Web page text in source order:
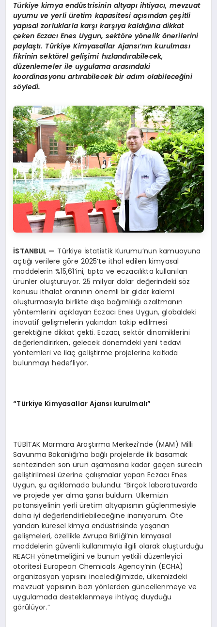
Türkiye kimya endüstrisinin altyapı ihtiyacı, mevzuat
uyumu ve yerli üretim kapasitesi açısından çeşitli
yapısal zorluklarla karşı karşıya kaldığına dikkat
çeken Eczacı Enes Uygun, sektöre yönelik önerilerini
paylaştı. Türkiye Kimyasallar Ajansı’nın kurulması
fikrinin sektörel gelişimi hızlandırabilecek,
düzenlemeler ile uygulama arasındaki
koordinasyonu artırabilecek bir adım olabileceğini
söyledi.
İSTANBUL — Türkiye İstatistik Kurumu’nun kamuoyuna
açtığı verilere göre 2025’te ithal edilen kimyasal
maddelerin %15,61’ini, tıpta ve eczacılıkta kullanılan
ürünler oluşturuyor. 25 milyar dolar değerindeki söz
konusu ithalat oranının önemli bir gider kalemi
oluşturmasıyla birlikte dışa bağımlılığı azaltmanın
yöntemlerini açıklayan Eczacı Enes Uygun, globaldeki
inovatif gelişmelerin yakından takip edilmesi
gerektiğine dikkat çekti. Eczacı, sektör dinamiklerini
değerlendirirken, gelecek dönemdeki yeni tedavi
yöntemleri ve ilaç geliştirme projelerine katkıda
bulunmayı hedefliyor.
“Türkiye Kimyasallar Ajansı kurulmalı”
TÜBİTAK Marmara Araştırma Merkezi’nde (MAM) Milli
Savunma Bakanlığı’na bağlı projelerde ilk basamak
sentezinden son ürün aşamasına kadar geçen sürecin
geliştirilmesi üzerine çalışmalar yapan Eczacı Enes
Uygun, şu açıklamada bulundu: “Birçok laboratuvarda
ve projede yer alma şansı buldum. Ülkemizin
potansiyelinin yerli üretim altyapısının güçlenmesiyle
daha iyi değerlendirilebileceğine inanıyorum. Öte
yandan küresel kimya endüstrisinde yaşanan
gelişmeleri, özellikle Avrupa Birliği’nin kimyasal
maddelerin güvenli kullanımıyla ilgili olarak oluşturduğu
REACH yönetmeliğini ve bunun yetkili düzenleyici
otoritesi European Chemicals Agency’nin (ECHA)
organizasyon yapısını incelediğimizde, ülkemizdeki
mevzuat yapısının bazı yönlerden güncellenmeye ve
uygulamada desteklenmeye ihtiyaç duyduğu
görülüyor.”